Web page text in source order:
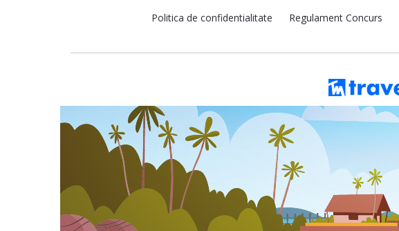
Politica de confidentialitate Regulament Concurs